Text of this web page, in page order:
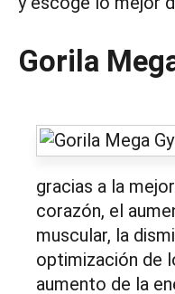
Gorila
gracias a la
corazón, el
muscular, la
optimización de
aumento de la